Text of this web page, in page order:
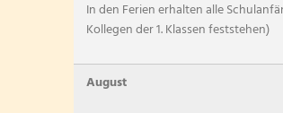
In den Ferien erhalten alle
Kollegen der 1. Klassen feststehen)
August